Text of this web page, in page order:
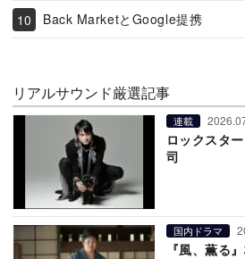
Back MarketとGoogle提携
リアルサウンド厳選記事
連載
ロックスタ
司
国内ドラマ
『風、薫る